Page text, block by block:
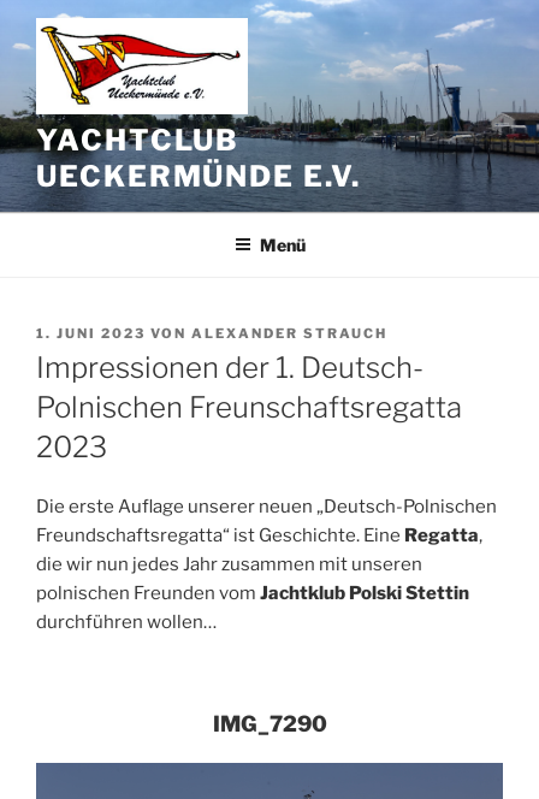
Zum
Inhalt
springen
YACHTCLUB
UECKERMÜNDE E.V.
Menü
VERÖFFENTLICHT
AM
1. JUNI 2023 VON ALEXANDER STRAUCH
Impressionen der 1. Deutsch-
Polnischen Freunschaftsregatta
2023
Die erste Auflage unserer neuen „Deutsch-Polnischen
Freundschaftsregatta“ ist Geschichte. Eine Regatta,
die wir nun jedes Jahr zusammen mit unseren
polnischen Freunden vom Jachtklub Polski Stettin
durchführen wollen…
IMG_7290